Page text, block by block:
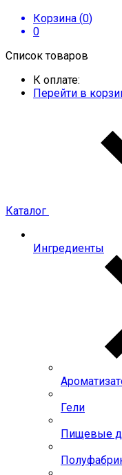
Корзина (0)
0
Список товаров
К оплате:
Перейти в
Каталог
Ингредиенты
Гели
Пищевые